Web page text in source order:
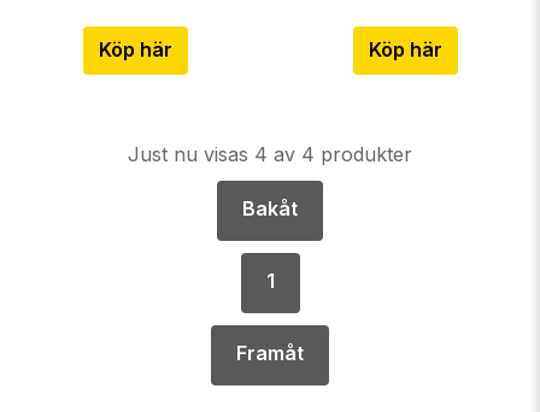
Köp här Köp här
Just nu visas 4 av 4 produkter
Bakåt
1
Framåt